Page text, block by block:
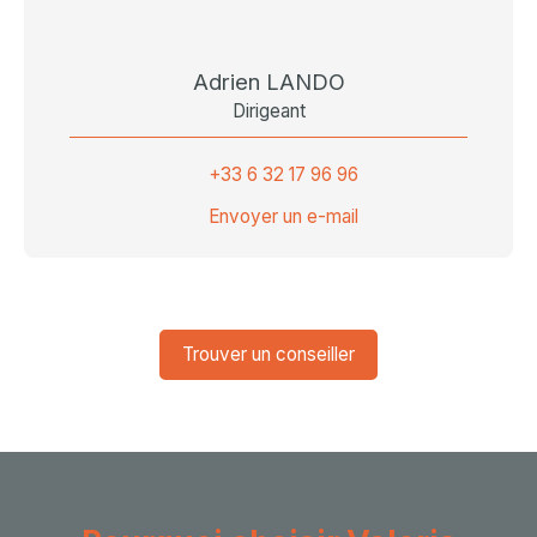
Adrien LANDO
Dirigeant
+33 6 32 17 96 96
Envoyer un e-mail
Trouver un conseiller